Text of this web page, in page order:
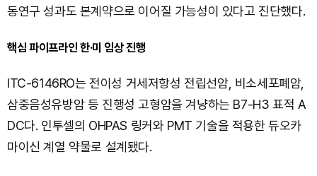
동연구 성과도 본계약으로 이어질 가능성이 있다고 진단했다.
핵심 파이프라인 한·미 임상 진행
ITC-6146RO는 전이성 거세저항성 전립선암, 비소세포폐암,
삼중음성유방암 등 진행성 고형암을 겨냥하는 B7-H3 표적 A
DC다. 인투셀의 OHPAS 링커와 PMT 기술을 적용한 듀오카
마이신 계열 약물로 설계됐다.